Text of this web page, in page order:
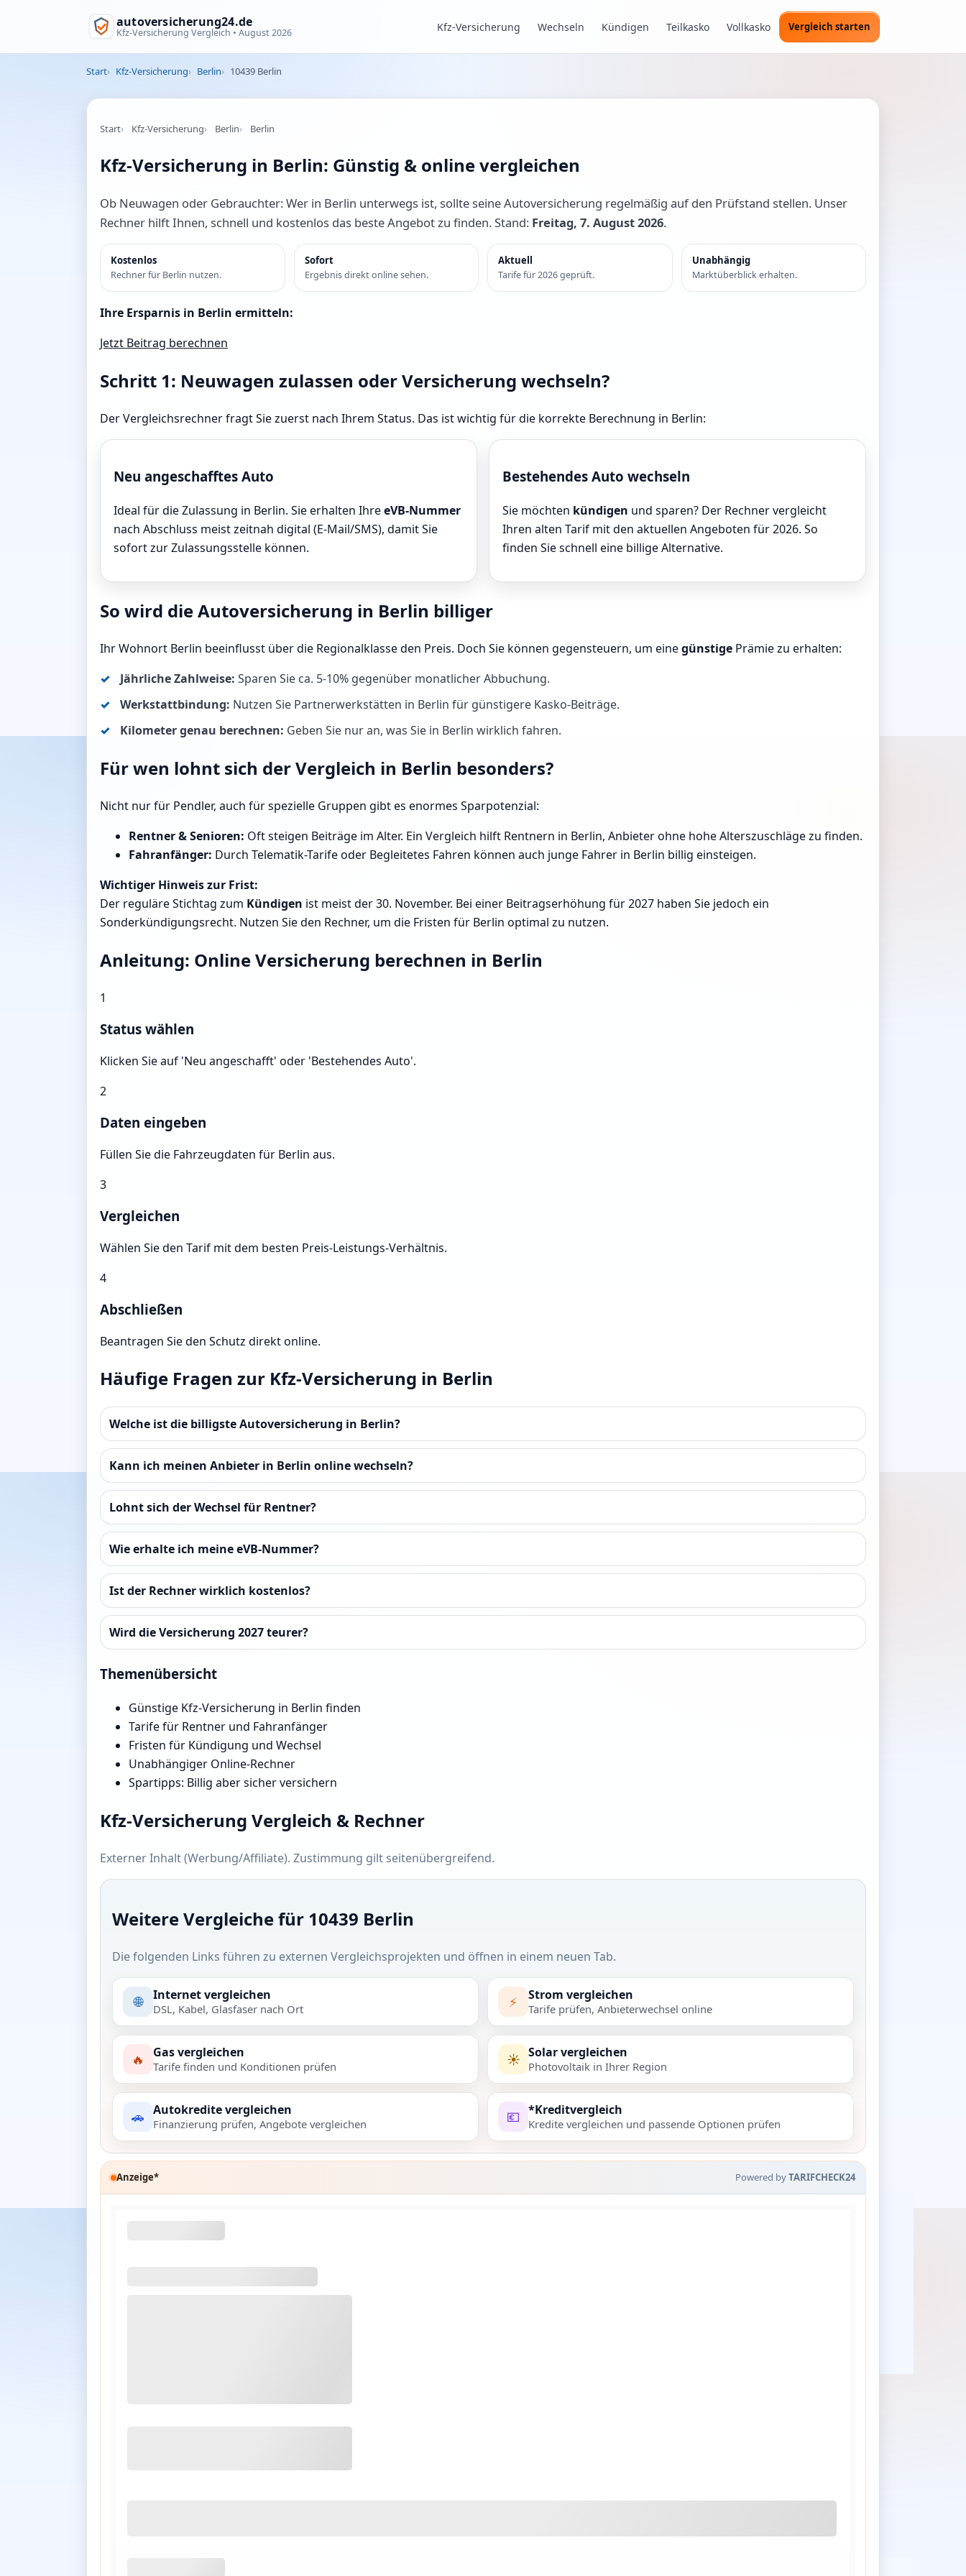
autoversicherung24.de
Kfz-Versicherung Vergleich • August 2026 Kfz-Versicherung Wechseln Kündigen Teilkasko Vollkasko Vergleich starten
Start Kfz-Versicherung Berlin 10439 Berlin
Start Kfz-Versicherung Berlin Berlin
Kfz-Versicherung in Berlin: Günstig & online vergleichen
Ob Neuwagen oder Gebrauchter: Wer in Berlin unterwegs ist, sollte seine Autoversicherung regelmäßig auf den Prüfstand stellen. Unser
Rechner hilft Ihnen, schnell und kostenlos das beste Angebot zu finden. Stand: Freitag, 7. August 2026.
Kostenlos
Rechner für Berlin nutzen.
Sofort
Ergebnis direkt online sehen.
Aktuell
Tarife für 2026 geprüft.
Unabhängig
Marktüberblick erhalten.
Ihre Ersparnis in Berlin ermitteln:
Jetzt Beitrag berechnen
Schritt 1: Neuwagen zulassen oder Versicherung wechseln?
Der Vergleichsrechner fragt Sie zuerst nach Ihrem Status. Das ist wichtig für die korrekte Berechnung in Berlin:
Neu angeschafftes Auto
Ideal für die Zulassung in Berlin. Sie erhalten IhreeVB-Nummer
nach Abschluss meist zeitnah digital (E-Mail/SMS), damit Sie
sofort zur Zulassungsstelle können.
Bestehendes Auto wechseln
Sie möchten kündigen und sparen? Der Rechner vergleicht
Ihren alten Tarif mit den aktuellen Angeboten für 2026. So
finden Sie schnell eine billige Alternative.
So wird die Autoversicherung in Berlin billiger
Ihr Wohnort Berlin beeinflusst über die Regionalklasse den Preis. Doch Sie können gegensteuern, um einegünstige Prämie zu erhalten:
Jährliche Zahlweise: Sparen Sie ca. 5-10% gegenüber monatlicher Abbuchung.
Werkstattbindung: Nutzen Sie Partnerwerkstätten in Berlin für günstigere Kasko-Beiträge.
Kilometer genau berechnen: Geben Sie nur an, was Sie in Berlin wirklich fahren.
Für wen lohnt sich der Vergleich in Berlin besonders?
Nicht nur für Pendler, auch für spezielle Gruppen gibt es enormes Sparpotenzial:
Rentner & Senioren: Oft steigen Beiträge im Alter. Ein Vergleich hilft Rentnern in Berlin, Anbieter ohne hohe Alterszuschläge zu finden.
Fahranfänger: Durch Telematik-Tarife oder Begleitetes Fahren können auch junge Fahrer in Berlin billig einsteigen.
Wichtiger Hinweis zur Frist:
Der reguläre Stichtag zum Kündigen ist meist der 30. November. Bei einer Beitragserhöhung für 2027 haben Sie jedoch ein
Sonderkündigungsrecht. Nutzen Sie den Rechner, um die Fristen für Berlin optimal zu nutzen.
Anleitung: Online Versicherung berechnen in Berlin
1
Status wählen
Klicken Sie auf 'Neu angeschafft' oder 'Bestehendes Auto'.
2
Daten eingeben
Füllen Sie die Fahrzeugdaten für Berlin aus.
3
Vergleichen
Wählen Sie den Tarif mit dem besten Preis-Leistungs-Verhältnis.
4
Abschließen
Beantragen Sie den Schutz direkt online.
Häufige Fragen zur Kfz-Versicherung in Berlin
Welche ist die billigste Autoversicherung in Berlin?
Kann ich meinen Anbieter in Berlin online wechseln?
Lohnt sich der Wechsel für Rentner?
Wie erhalte ich meine eVB-Nummer?
Ist der Rechner wirklich kostenlos?
Wird die Versicherung 2027 teurer?
Themenübersicht
Günstige Kfz-Versicherung in Berlin finden
Tarife für Rentner und Fahranfänger
Fristen für Kündigung und Wechsel
Unabhängiger Online-Rechner
Spartipps: Billig aber sicher versichern
Kfz-Versicherung Vergleich & Rechner
Externer Inhalt (Werbung/Affiliate). Zustimmung gilt seitenübergreifend.
Weitere Vergleiche für 10439 Berlin
Die folgenden Links führen zu externen Vergleichsprojekten und öffnen in einem neuen Tab.
🌐 Internet vergleichen
DSL, Kabel, Glasfaser nach Ort ⚡ Strom vergleichen
Tarife prüfen, Anbieterwechsel online
🔥 Gas vergleichen
Tarife finden und Konditionen prüfen ☀️ Solar vergleichen
Photovoltaik in Ihrer Region
🚗 Autokredite vergleichen
Finanzierung prüfen, Angebote vergleichen 💶 *Kreditvergleich
Kredite vergleichen und passende Optionen prüfen
Anzeige* Powered byTARIFCHECK24